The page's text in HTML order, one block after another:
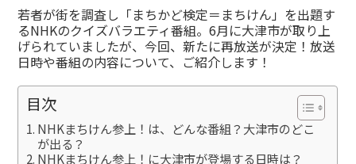
有
若者が街を調査し「まちかど検定＝まちけん」を出題す
るNHKのクイズバラエティ番組。6月に大津市が取り上
げられていましたが、今回、新たに再放送が決定！放送
日時や番組の内容について、ご紹介します！
目次
NHKまちけん参上！は、どんな番組？大津市のどこ
が出る？
NHKまちけん参上！に大津市が登場する日時は？